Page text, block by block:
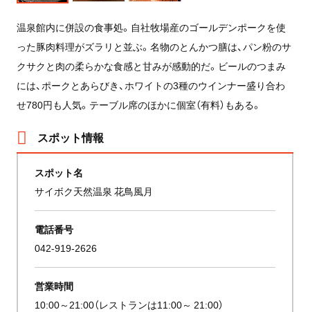
温泉館内に併設の食事処。自社牧場産のゴールデンポークを使
った豚肉料理がズラリと並ぶ。名物のとんかつ膳は、パン粉のサ
クサクと肉の柔らかな食感と甘みが感動的だ。ビールのつまみ
には、ポークとあらびき、ホワイトの3種のウインナー盛り合わ
せ780円も人気。テーブル席のほかに個室（有料）もある。
スポット情報
スポット名
サイボク天然温泉 花鳥風月
電話番号
042-919-2626
営業時間
10:00～21:00（レストランは11:00～ 21:00）